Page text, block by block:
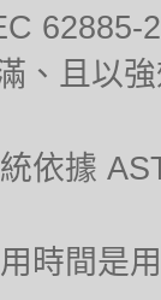
62885-
、且以
依據
時間是